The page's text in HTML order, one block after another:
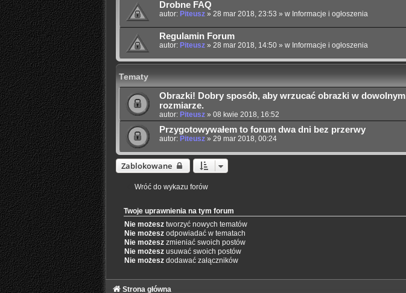
Drobne FAQ
autor: Piteusz » 28 mar 2018, 23:53 » w Informacje i ogłoszenia
Regulamin Forum
autor: Piteusz » 28 mar 2018, 14:50 » w Informacje i ogłoszenia
Tematy
Obrazki! Dobry sposób, aby wrzucać obrazki w dowolnym
rozmiarze.
autor: Piteusz » 08 kwie 2018, 16:52
Przygotowywałem to forum dwa dni bez przerwy
autor: Piteusz » 29 mar 2018, 00:24
Zablokowane
Wróć do wykazu forów
Twoje uprawnienia na tym forum
Nie możesz tworzyć nowych tematów
Nie możesz odpowiadać w tematach
Nie możesz zmieniać swoich postów
Nie możesz usuwać swoich postów
Nie możesz dodawać załączników
Strona główna